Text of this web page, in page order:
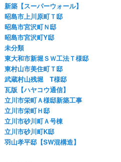
新築【スーパーウォール】
昭島市上川原町Ｔ邸
昭島市宮沢町Ｎ邸
昭島市宮沢町Y邸
未分類
東大和市新堀ＳＷ工法Ｔ様邸
東村山市美住町Ｔ邸
武蔵村山残堀 T様邸
瓦版【ハヤコウ通信】
立川市栄町Ａ様邸新築工事
立川市栄町Ｈ邸
立川市砂川町Ａ号棟
立川市砂川町K邸
羽山孝平邸【SW混構造】